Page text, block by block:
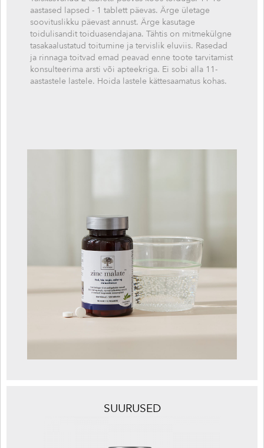
aastased lapsed - 1 tablett päevas. Ärge ületage
soovituslikku päevast annust. Ärge kasutage
toidulisandit toiduasendajana. Tähtis on mitmekülgne
tasakaalustatud toitumine ja tervislik eluviis. Rasedad
ja rinnaga toitvad emad peavad enne toote tarvitamist
konsulteerima arsti või apteekriga. Ei sobi alla 11-
aastastele lastele. Hoida lastele kättesaamatus kohas.
SUURUSED